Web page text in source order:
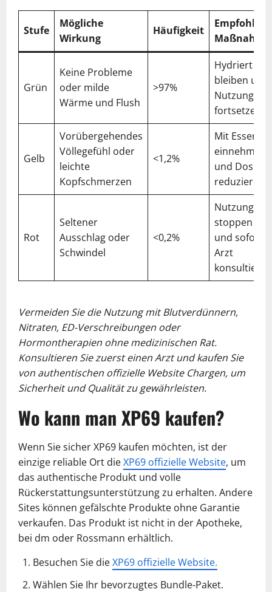
Stufe
Mögliche
Wirkung
Häufigkeit
Empfohlene
Maßnahme
Grün
Keine Probleme
oder milde
Wärme und Flush
>97%
Hydriert
bleiben und
Nutzung
fortsetzen
Gelb
Vorübergehendes
Völlegefühl oder
leichte
Kopfschmerzen
<1,2%
Mit Essen
einnehmen
und Dosis
reduzieren
Rot
Seltener
Ausschlag oder
Schwindel
<0,2%
Nutzung
stoppen
und sofort
Arzt
konsultieren
Vermeiden Sie die Nutzung mit Blutverdünnern,
Nitraten, ED-Verschreibungen oder
Hormontherapien ohne medizinischen Rat.
Konsultieren Sie zuerst einen Arzt und kaufen Sie
von authentischen offizielle Website Chargen, um
Sicherheit und Qualität zu gewährleisten.
Wo kann man XP69 kaufen?
Wenn Sie sicher XP69 kaufen möchten, ist der
einzige reliable Ort dieXP69 offizielle Website, um
das authentische Produkt und volle
Rückerstattungsunterstützung zu erhalten. Andere
Sites können gefälschte Produkte ohne Garantie
verkaufen. Das Produkt ist nicht in der Apotheke,
bei dm oder Rossmann erhältlich.
Besuchen Sie dieXP69 offizielle Website.
Wählen Sie Ihr bevorzugtes Bundle-Paket.